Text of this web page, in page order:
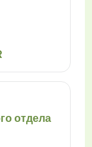
отдела